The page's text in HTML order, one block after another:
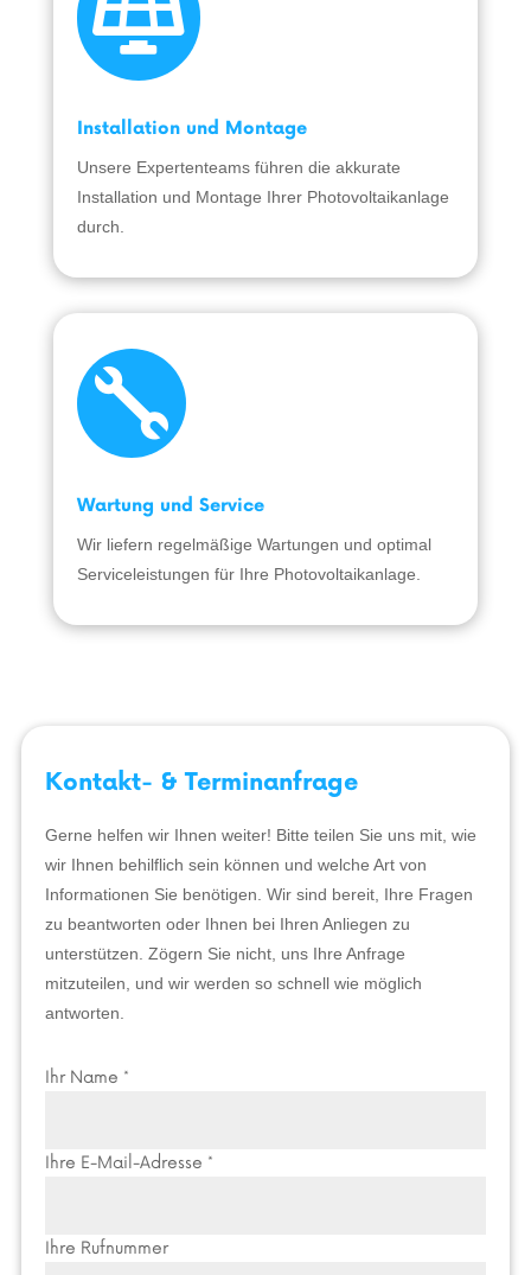

Installation und Montage
Unsere Expertenteams führen die akkurate
Installation und Montage Ihrer Photovoltaikanlage
durch.

Wartung und Service
Wir liefern regelmäßige Wartungen und optimal
Serviceleistungen für Ihre Photovoltaikanlage.
Kontakt- & Terminanfrage
Gerne helfen wir Ihnen weiter! Bitte teilen Sie uns mit, wie
wir Ihnen behilflich sein können und welche Art von
Informationen Sie benötigen. Wir sind bereit, Ihre Fragen
zu beantworten oder Ihnen bei Ihren Anliegen zu
unterstützen. Zögern Sie nicht, uns Ihre Anfrage
mitzuteilen, und wir werden so schnell wie möglich
antworten.
Ihr Name *
Ihre E-Mail-Adresse *
Ihre Rufnummer